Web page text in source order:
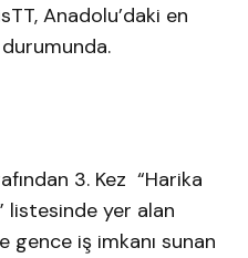
Anadolu’daki en
3. Kez “Harika
listesinde yer alan
gence iş imkanı sunan